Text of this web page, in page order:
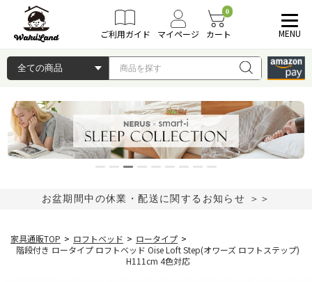
ご利用ガイド マイページ
0
カート MENU
お盆期間中の休業・配送に関するお知らせ ＞＞
家具通販TOP > ロフトベッド > ロータイプ >
階段付き ロータイプ ロフトベッド Oise Loft Step(オワーズ ロフトステップ)
H111cm 4色対応